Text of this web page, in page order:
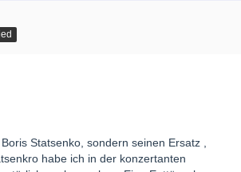
Statsenko, sondern seinen Ersatz ,
habe ich in der konzertanten